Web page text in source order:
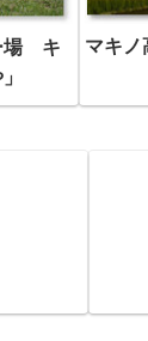
場 キ
マキノ